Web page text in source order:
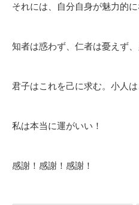
それには、自分自身が魅力的に
知者は惑わず、仁者は憂えず、
君子はこれを己に求む。小人は
私は本当に運がいい！
感謝！感謝！感謝！